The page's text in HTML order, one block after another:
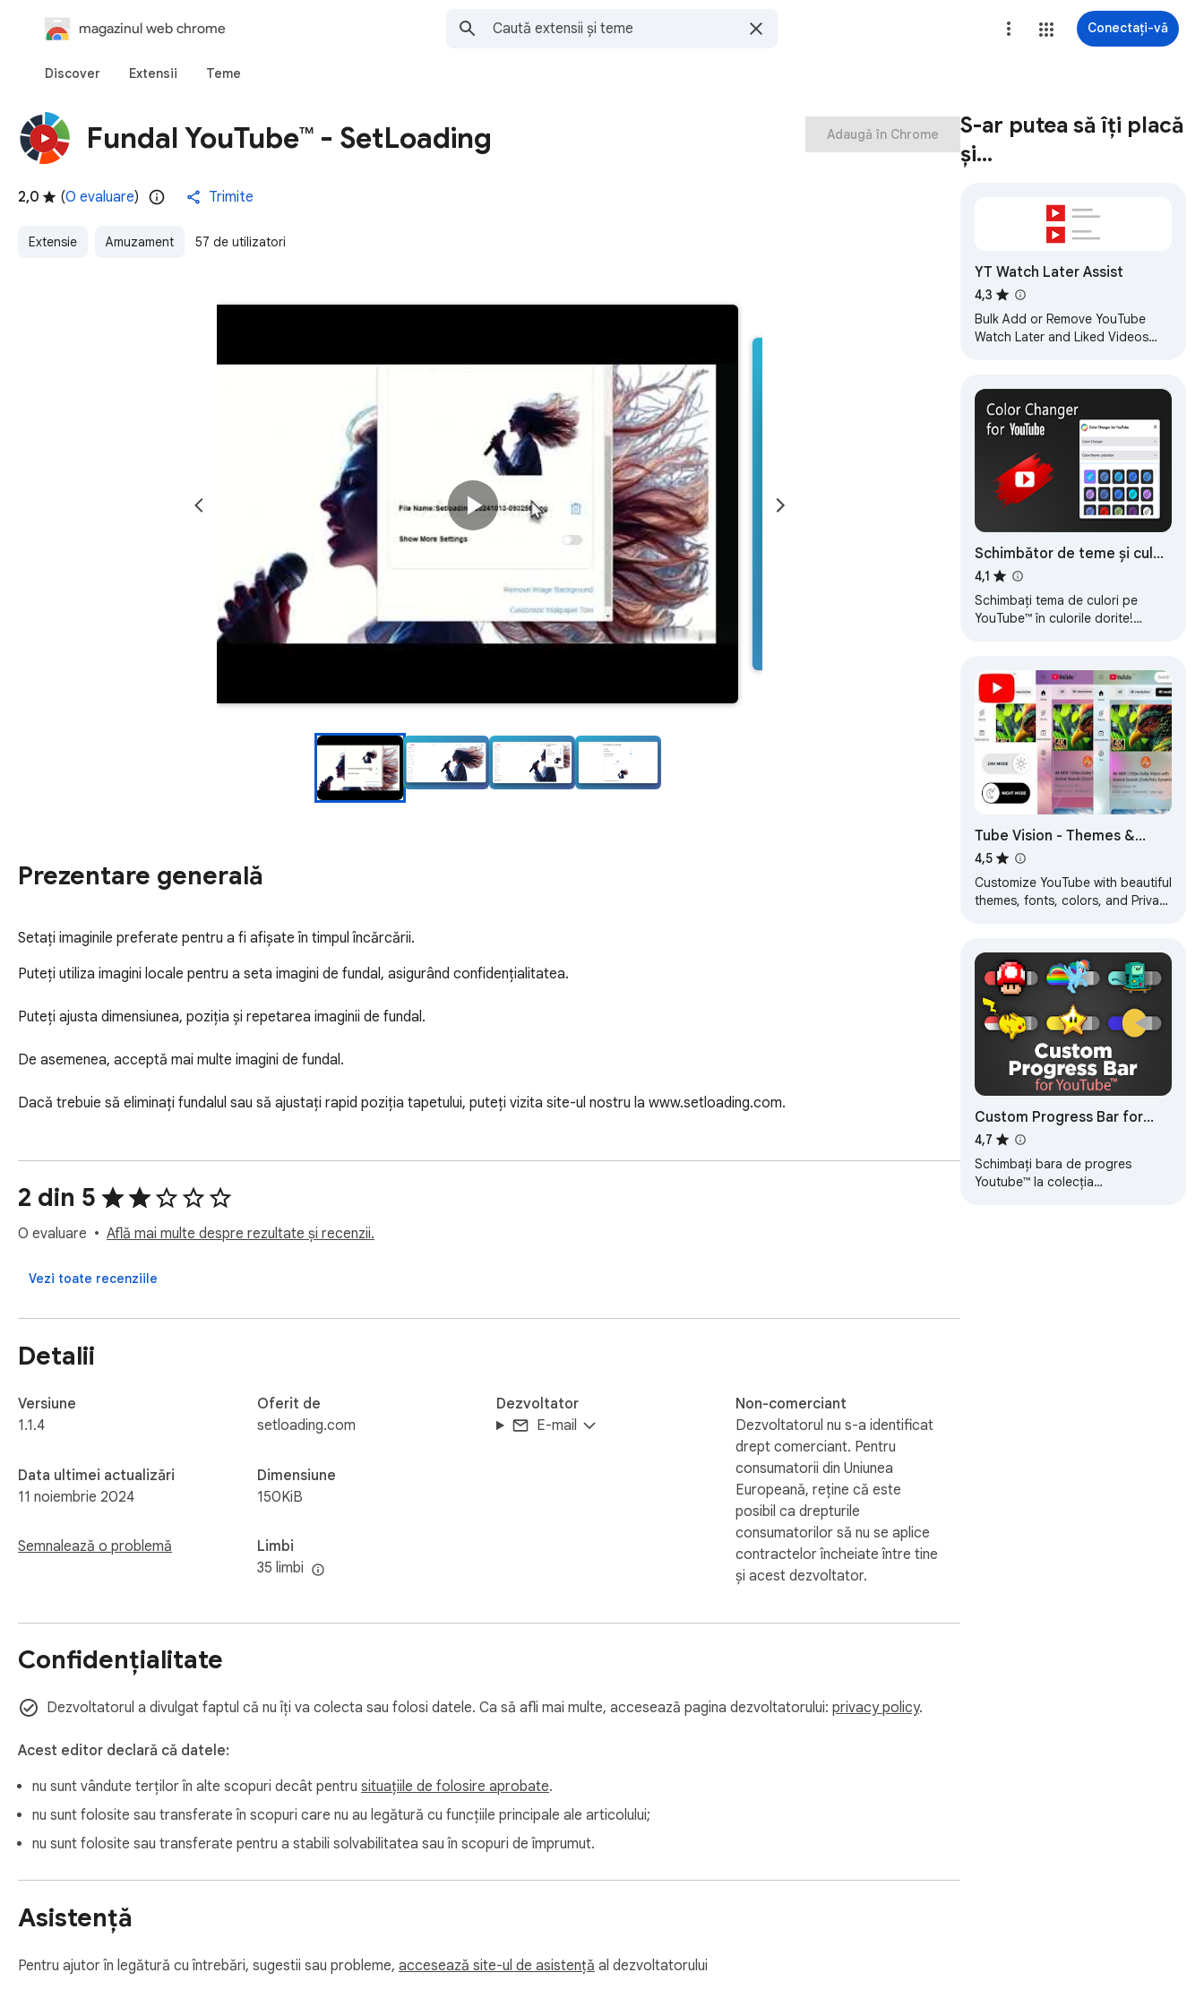
magazinul web chrome Conectați-vă
Discover Extensii Teme
Fundal YouTube™ - SetLoading
2,0 (O evaluare) Trimite
Extensie Amuzament 57 de utilizatori
Adaugă în Chrome
Prezentare generală
Setați imaginile preferate pentru a fi afișate în timpul încărcării.
Puteți utiliza imagini locale pentru a seta imagini de fundal, asigurând confidențialitatea.
Puteți ajusta dimensiunea, poziția și repetarea imaginii de fundal.
De asemenea, acceptă mai multe imagini de fundal.
Dacă trebuie să eliminați fundalul sau să ajustați rapid poziția tapetului, puteți vizita site-ul nostru la www.setloading.com.
2 din 5
O evaluare Află mai multe despre rezultate și recenzii.
Vezi toate recenziile
Detalii
Versiune
1.1.4
Data ultimei actualizări
11 noiembrie 2024
Semnalează o problemă
Oferit de
setloading.com
Dimensiune
150KiB
Limbi
35 limbi
Dezvoltator
E-mail
Non-comerciant
Dezvoltatorul nu s-a identificat
drept comerciant. Pentru
consumatorii din Uniunea
Europeană, reține că este
posibil ca drepturile
consumatorilor să nu se aplice
contractelor încheiate între tine
și acest dezvoltator.
Confidențialitate
Dezvoltatorul a divulgat faptul că nu îți va colecta sau folosi datele. Ca să afli mai multe, accesează pagina dezvoltatorului: privacy policy.
Acest editor declară că datele:
nu sunt vândute terților în alte scopuri decât pentru situațiile de folosire aprobate.
nu sunt folosite sau transferate în scopuri care nu au legătură cu funcțiile principale ale articolului;
nu sunt folosite sau transferate pentru a stabili solvabilitatea sau în scopuri de împrumut.
Asistență
Pentru ajutor în legătură cu întrebări, sugestii sau probleme, accesează site-ul de asistență al dezvoltatorului
S-ar putea să îți placă
și…
YT Watch Later Assist
4,3
Bulk Add or Remove YouTube
Watch Later and Liked Videos
Schimbător de teme și culori
pentru YouTube - Colorize
YouTube
4,1
Schimbați tema de culori pe
YouTube™ în culorile dorite!
Tube Vision - Themes &
Private Comment
4,5
Customize YouTube with beautiful
themes, fonts, colors, and Private
Custom Progress Bar for
YouTube™
4,7
Schimbați bara de progres
Youtube™ la colecția